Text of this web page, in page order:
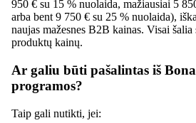
950 € su 15 % nuolaida, mažiausiai 5
arba bent 9 750 € su 25 % nuolaida),
naujas mažesnes B2B kainas. Visai
produktų kainų.
Ar galiu būti pašalintas iš
programos?
Taip gali nutikti, jei: